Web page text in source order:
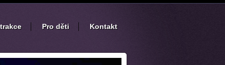
Pro děti Kontakt